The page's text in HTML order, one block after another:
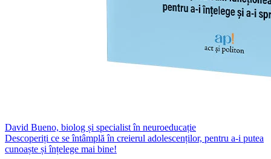
David Bueno, biolog și specialist în neuroeducație
Descoperiți ce se întâmplă în creierul adolescenților, pentru a-i putea
cunoaște și înțelege mai bine!